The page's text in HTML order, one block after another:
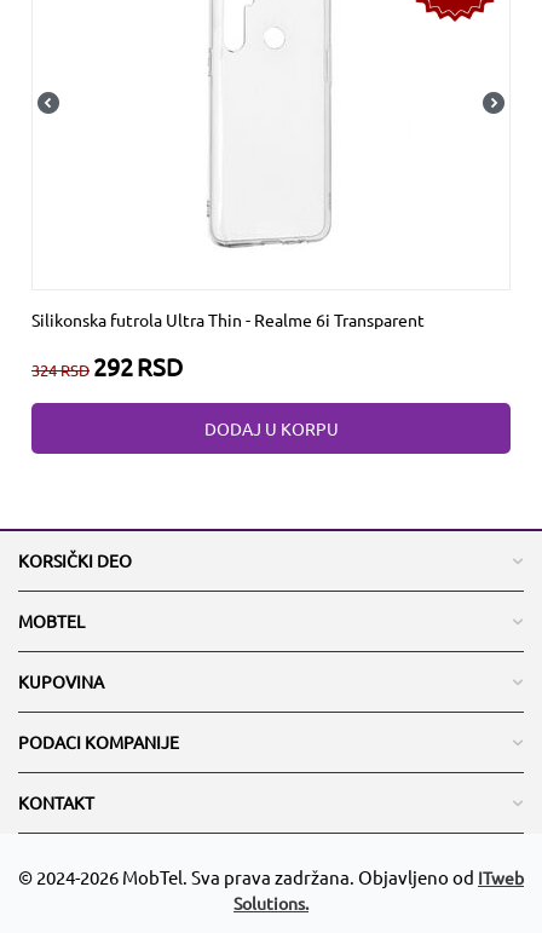
Silikonska futrola Ultra Thin - Realme 6i Transparent
324RSD 292RSD
DODAJ U KORPU
KORSIČKI DEO
MOBTEL
KUPOVINA
PODACI KOMPANIJE
KONTAKT
© 2024-2026 MobTel. Sva prava zadržana. Objavljeno od ITweb
Solutions.